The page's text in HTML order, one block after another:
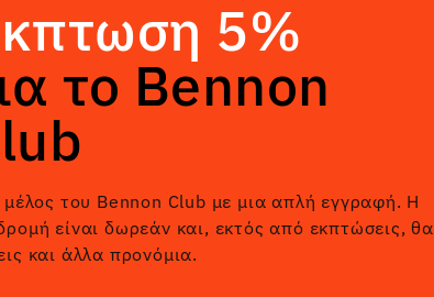
5%
το Bennon
μέλος του Bennon Club με μια απλή εγγραφή. Η
είναι δωρεάν και, εκτός από εκπτώσεις, θα
και άλλα προνόμια.